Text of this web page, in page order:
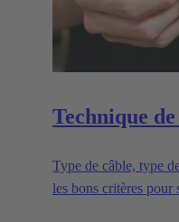
Technique
Type de câble, type
les bons critères pour